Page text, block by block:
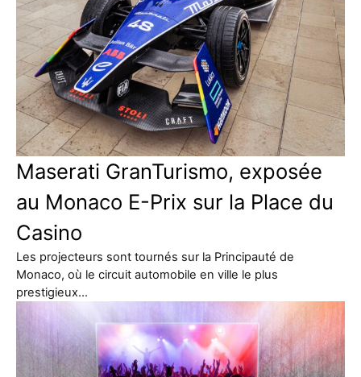
Maserati GranTurismo, exposée
au Monaco E-Prix sur la Place du
Casino
Les projecteurs sont tournés sur la Principauté de
Monaco, où le circuit automobile en ville le plus
prestigieux…